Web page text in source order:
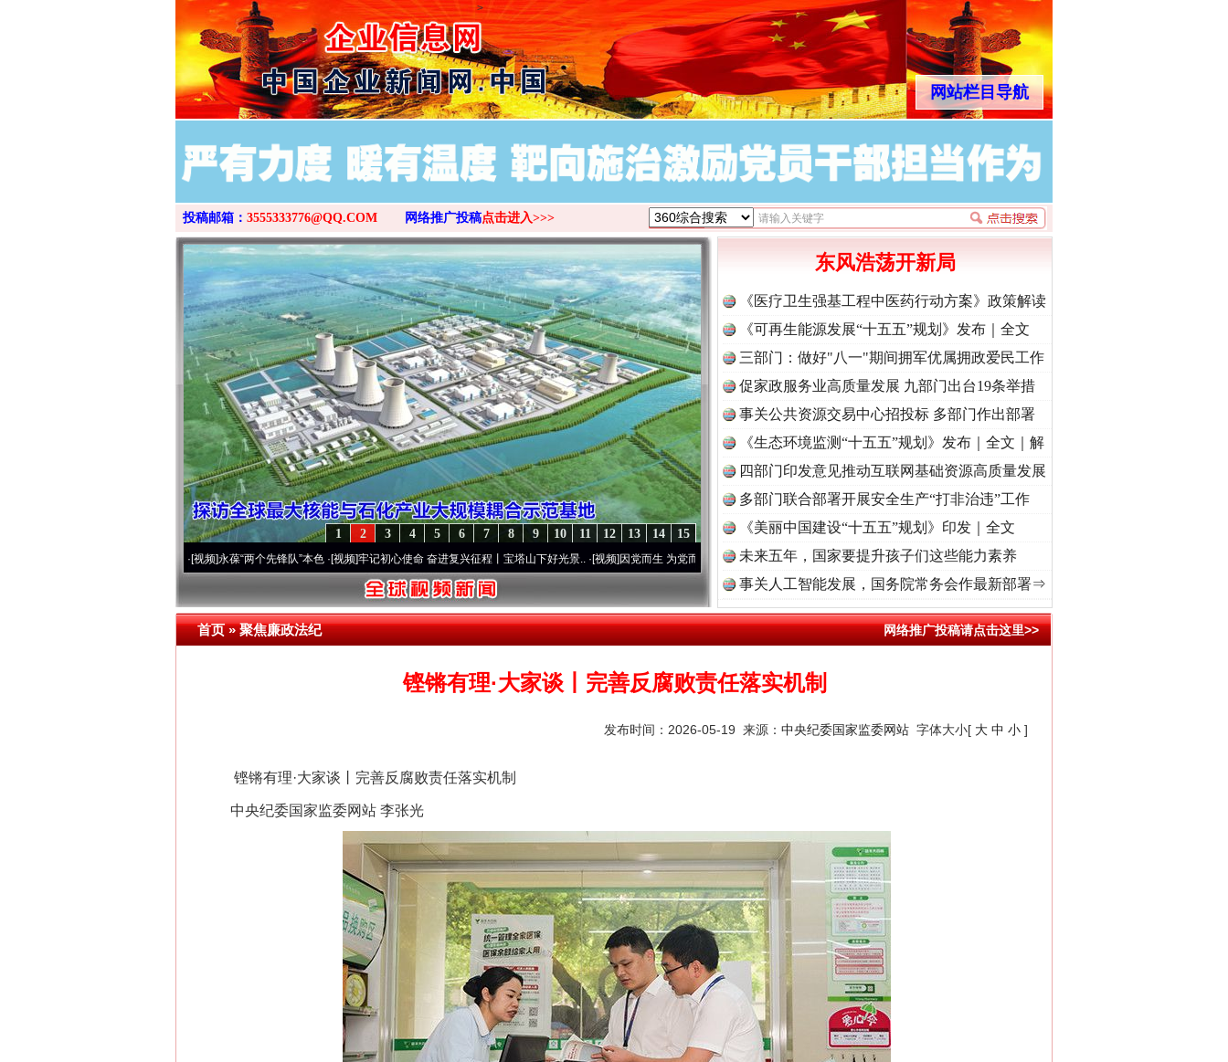
>
网站栏目导航
投稿邮箱： 3555333776@QQ.COM 网络推广投稿点击进入>>>
15
14
13
12
11
10
9
8
7
6
5
4
3
2
1
永葆“两个先锋队”本色·[视频]牢记初心使命 奋进复兴征程丨宝塔山下好光景..·[视频]因党而生 为党而战——百年“纪”事⑧加强纪律..·[视频]牢记初心使命 奋进复兴征程丨“转折之城”激荡..
东风浩荡开新局
《医疗卫生强基工程中医药行动方案》政策解读
《可再生能源发展“十五五”规划》发布｜全文
三部门：做好"八一"期间拥军优属拥政爱民工作
促家政服务业高质量发展 九部门出台19条举措
事关公共资源交易中心招投标 多部门作出部署
《生态环境监测“十五五”规划》发布｜全文｜解
读
四部门印发意见推动互联网基础资源高质量发展
多部门联合部署开展安全生产“打非治违”工作
《美丽中国建设“十五五”规划》印发｜全文
未来五年，国家要提升孩子们这些能力素养
事关人工智能发展，国务院常务会作最新部署⇒
首页»聚焦廉政法纪 网络推广投稿请点击这里>>
铿锵有理·大家谈丨完善反腐败责任落实机制
发布时间：2026-05-19 来源： 中央纪委国家监委网站 字体大小[ 大 中 小 ]
铿锵有理·大家谈丨完善反腐败责任落实机制
中央纪委国家监委网站 李张光